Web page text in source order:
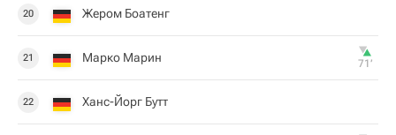
20 Жером Боатенг
21 Марко Марин 71‎’‎
22 Ханс-Йорг Бутт